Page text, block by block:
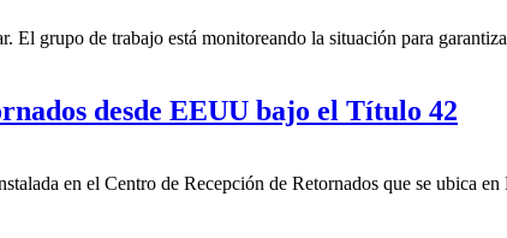
El grupo de trabajo está monitoreando la situación para
desde EEUU bajo el Título 42
en el Centro de Recepción de Retornados que se ubica